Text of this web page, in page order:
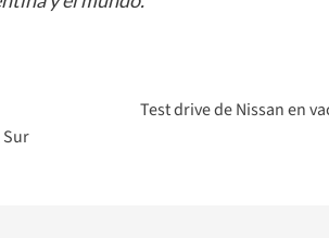
Sur
Test drive de Nissan en